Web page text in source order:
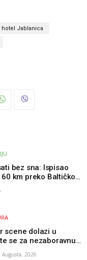
hotel Jablanica
bez sna: Ispisao
km preko Baltičkog
djeci oboljeloj
scene dolazi u
se za nezaboravnu
Augusta, 2026